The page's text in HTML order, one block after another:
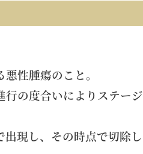
性腫瘍のこと。
行の度合いによりステー
現し、その時点で切除